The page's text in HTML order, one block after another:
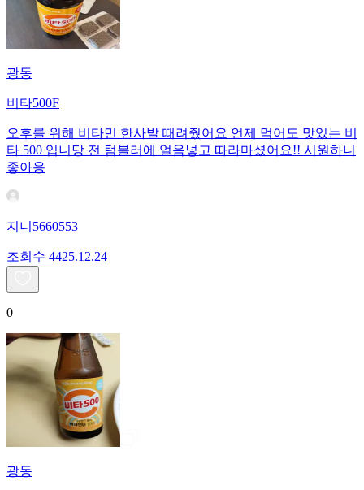
광동
비타500F
오후를 위해 비타민 한사발 때려줬어요 언제 먹어도 맛있는 비
타 500 입니당 전 텀블러에 얼음넣고 따라마셨어요!! 시원하니
좋아용
지니5660553
조회수 4425.12.24
0
광동